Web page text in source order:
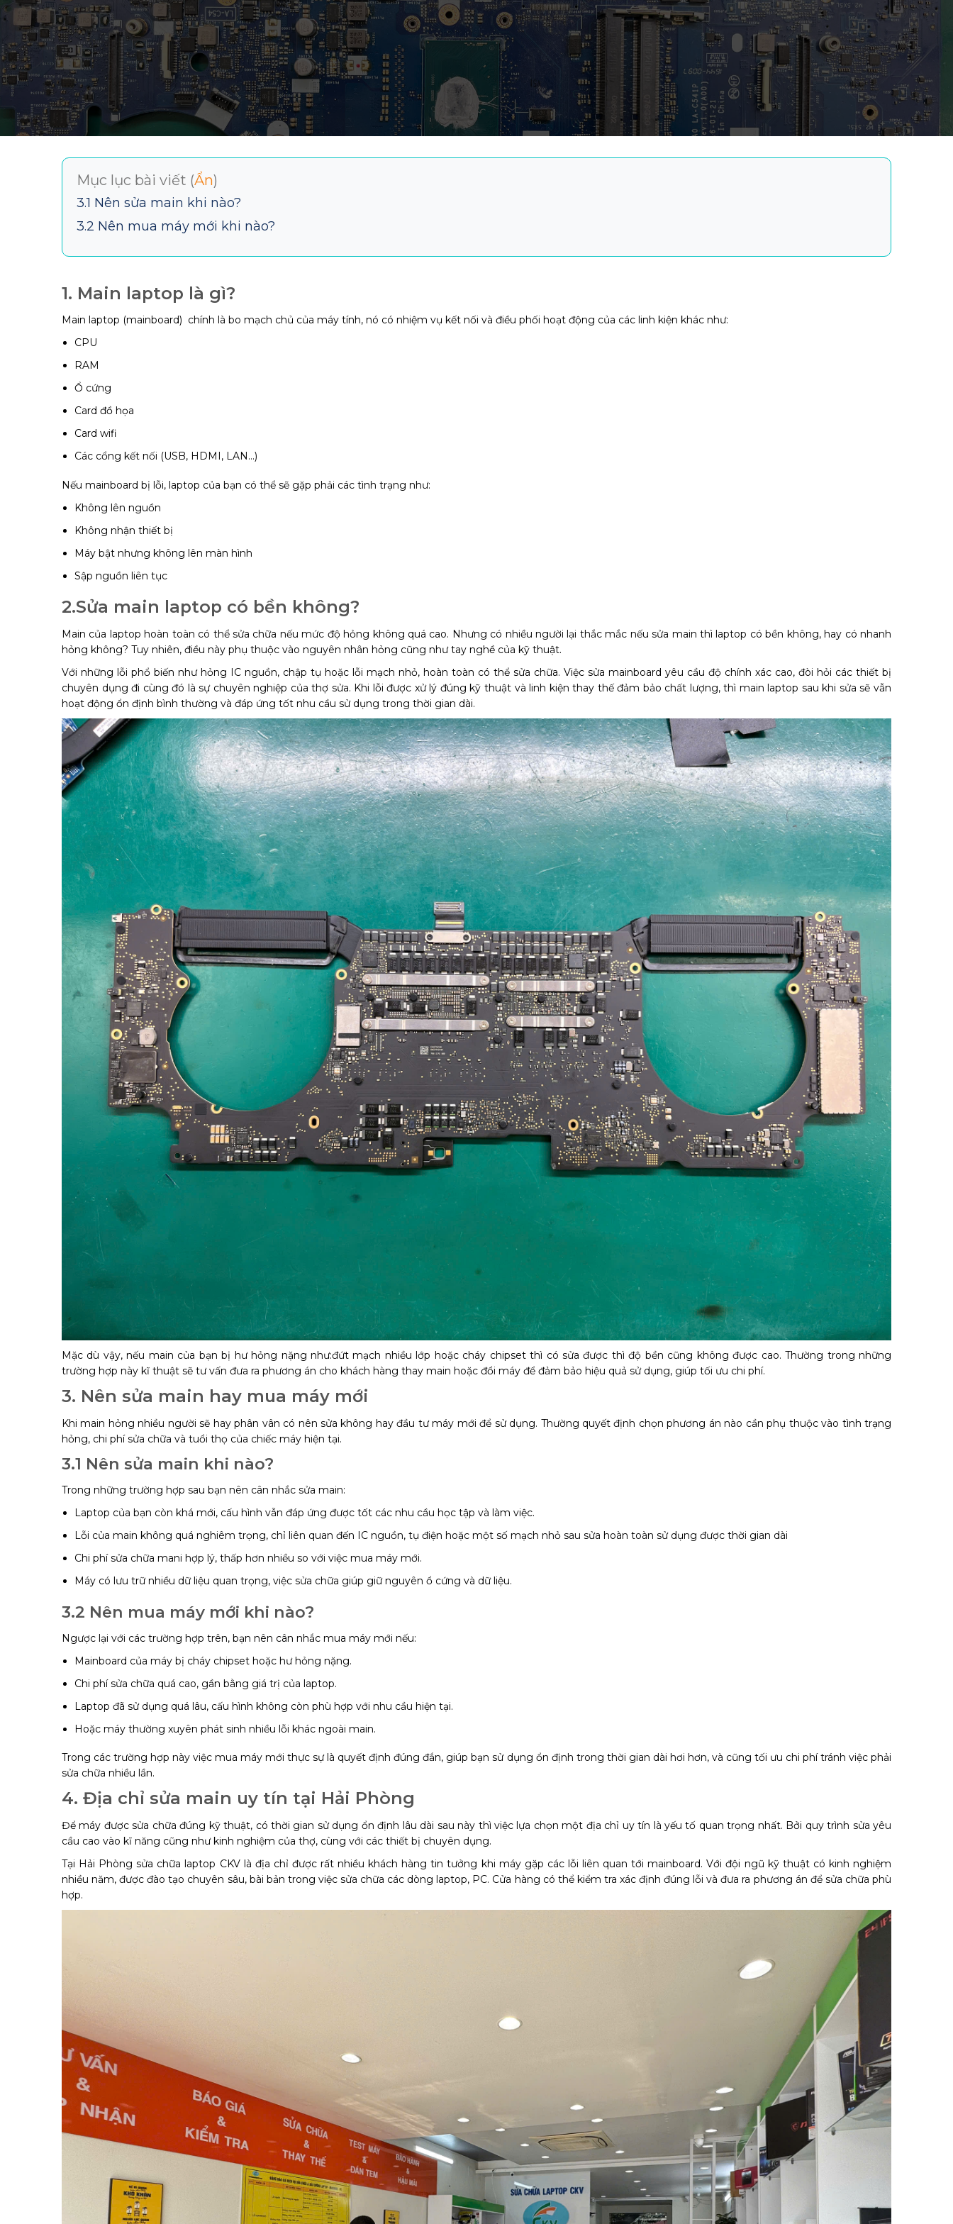
Mục lục bài viết (Ẩn)
3.1 Nên sửa main khi nào?
3.2 Nên mua máy mới khi nào?
1. Main laptop là gì?
Main laptop (mainboard) chính là bo mạch chủ của máy tính, nó có nhiệm vụ kết nối và điều phối hoạt động của các linh kiện khác như:
CPU
RAM
Ổ cứng
Card đồ họa
Card wifi
Các cổng kết nối (USB, HDMI, LAN…)
Nếu mainboard bị lỗi, laptop của bạn có thể sẽ gặp phải các tình trạng như:
Không lên nguồn
Không nhận thiết bị
Máy bật nhưng không lên màn hình
Sập nguồn liên tục
2.Sửa main laptop có bền không?
Main của laptop hoàn toàn có thể sửa chữa nếu mức độ hỏng không quá cao. Nhưng có nhiều người lại thắc mắc nếu sửa main thì laptop có bền không, hay có nhanh
hỏng không? Tuy nhiên, điều này phụ thuộc vào nguyên nhân hỏng cũng như tay nghề của kỹ thuật.
Với những lỗi phổ biến như hỏng IC nguồn, chập tụ hoặc lỗi mạch nhỏ, hoàn toàn có thể sửa chữa. Việc sửa mainboard yêu cầu độ chính xác cao, đòi hỏi các thiết bị
chuyên dụng đi cùng đó là sự chuyên nghiệp của thợ sửa. Khi lỗi được xử lý đúng kỹ thuật và linh kiện thay thế đảm bảo chất lượng, thì main laptop sau khi sửa sẽ vẫn
hoạt động ổn định bình thường và đáp ứng tốt nhu cầu sử dụng trong thời gian dài.
Mặc dù vậy, nếu main của bạn bị hư hỏng nặng như:đứt mạch nhiều lớp hoặc cháy chipset thì có sửa được thì độ bền cũng không được cao. Thường trong những
trường hợp này kĩ thuật sẽ tư vấn đưa ra phương án cho khách hàng thay main hoặc đổi máy để đảm bảo hiệu quả sử dụng, giúp tối ưu chi phí.
3. Nên sửa main hay mua máy mới
Khi main hỏng nhiều người sẽ hay phân vân có nên sửa không hay đầu tư máy mới để sử dụng. Thường quyết định chọn phương án nào cần phụ thuộc vào tình trạng
hỏng, chi phí sửa chữa và tuổi thọ của chiếc máy hiện tại.
3.1 Nên sửa main khi nào?
Trong những trường hợp sau bạn nên cân nhắc sửa main:
Laptop của bạn còn khá mới, cấu hình vẫn đáp ứng được tốt các nhu cầu học tập và làm việc.
Lỗi của main không quá nghiêm trọng, chỉ liên quan đến IC nguồn, tụ điện hoặc một số mạch nhỏ sau sửa hoàn toàn sử dụng được thời gian dài
Chi phí sửa chữa mani hợp lý, thấp hơn nhiều so với việc mua máy mới.
Máy có lưu trữ nhiều dữ liệu quan trọng, việc sửa chữa giúp giữ nguyên ổ cứng và dữ liệu.
3.2 Nên mua máy mới khi nào?
Ngược lại với các trường hợp trên, bạn nên cân nhắc mua máy mới nếu:
Mainboard của máy bị cháy chipset hoặc hư hỏng nặng.
Chi phí sửa chữa quá cao, gần bằng giá trị của laptop.
Laptop đã sử dụng quá lâu, cấu hình không còn phù hợp với nhu cầu hiện tại.
Hoặc máy thường xuyên phát sinh nhiều lỗi khác ngoài main.
Trong các trường hợp này việc mua máy mới thực sự là quyết định đúng đắn, giúp bạn sử dụng ổn định trong thời gian dài hơi hơn, và cũng tối ưu chi phí tránh việc phải
sửa chữa nhiều lần.
4. Địa chỉ sửa main uy tín tại Hải Phòng
Để máy được sửa chữa đúng kỹ thuật, có thời gian sử dụng ổn định lâu dài sau này thì việc lựa chọn một địa chỉ uy tín là yếu tố quan trọng nhất. Bởi quy trình sửa yêu
cầu cao vào kĩ năng cũng như kinh nghiệm của thợ, cùng với các thiết bị chuyên dụng.
Tại Hải Phòng sửa chữa laptop CKV là địa chỉ được rất nhiều khách hàng tin tưởng khi máy gặp các lỗi liên quan tới mainboard. Với đội ngũ kỹ thuật có kinh nghiệm
nhiều năm, được đào tạo chuyên sâu, bài bản trong việc sửa chữa các dòng laptop, PC. Cửa hàng có thể kiểm tra xác định đúng lỗi và đưa ra phương án để sửa chữa phù
hợp.